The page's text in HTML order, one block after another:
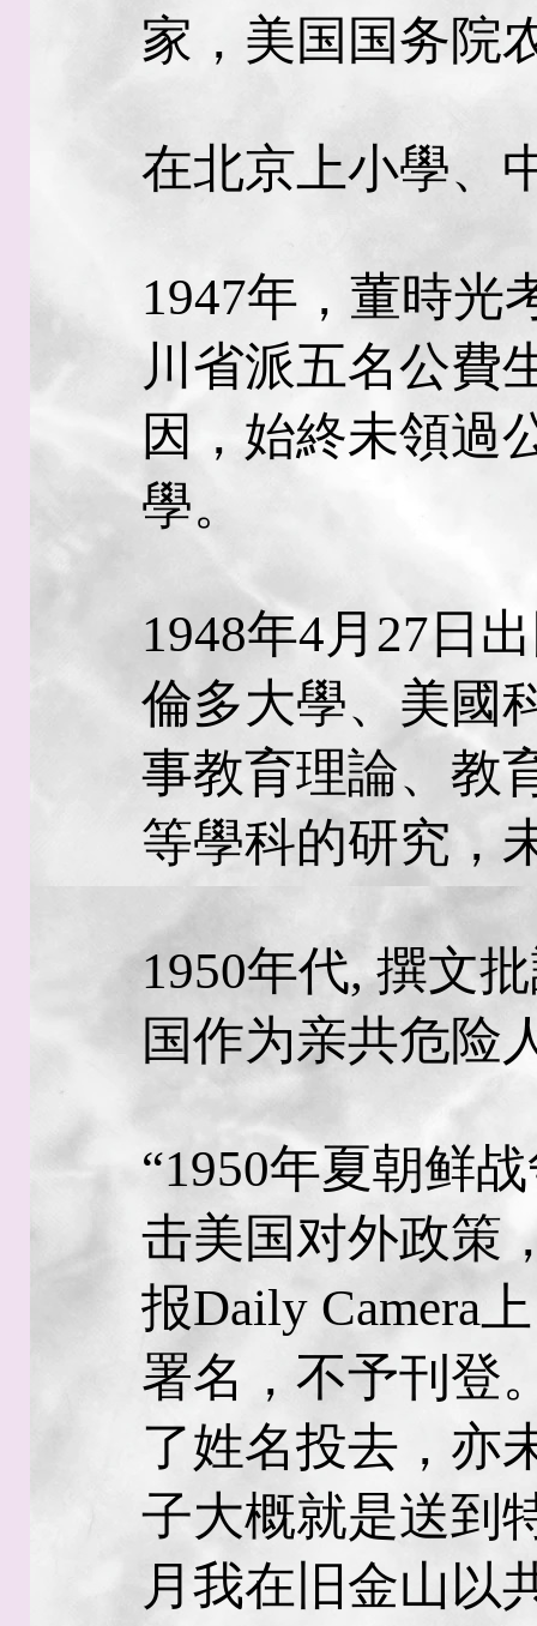
家，美国国务院
在北京上小學、
1947年，董時光
川省派五名公費
因，始終未領過
學。
1948年4月27日
倫多大學、美國
事教育理論、教
等學科的研究，
1950年代, 撰文
国作为亲共危险
“1950年夏朝鲜
击美国对外政策
报Daily Camera
署名，不予刊登
了姓名投去，亦
子大概就是送到
月我在旧金山以